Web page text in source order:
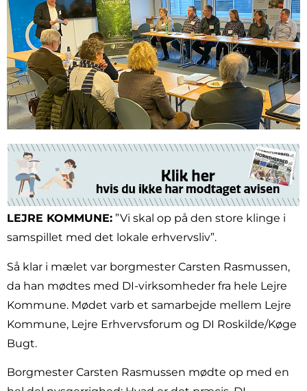
LEJRE KOMMUNE: ”Vi skal op på den store klinge i
samspillet med det lokale erhvervsliv”.
Så klar i mælet var borgmester Carsten Rasmussen,
da han mødtes med DI-virksomheder fra hele Lejre
Kommune. Mødet varb et samarbejde mellem Lejre
Kommune, Lejre Erhvervsforum og DI Roskilde/Køge
Bugt.
Borgmester Carsten Rasmussen mødte op med en